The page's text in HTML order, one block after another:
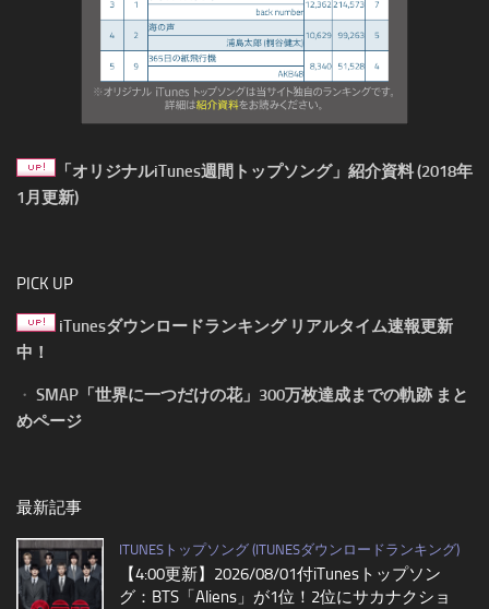
「オリジナルiTunes週間トップソング」紹介資料 (2018年
1月更新)
PICK UP
iTunesダウンロードランキング リアルタイム速報更新
中！
・ SMAP「世界に一つだけの花」300万枚達成までの軌跡 まと
めページ
最新記事
ITUNESトップソング (ITUNESダウンロードランキング)
【4:00更新】2026/08/01付iTunesトップソン
グ：BTS「Aliens」が1位！2位にサカナクショ